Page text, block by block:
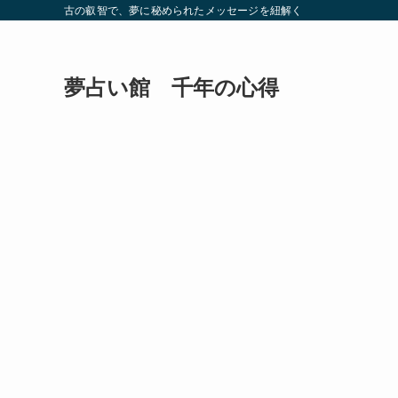
古の叡智で、夢に秘められたメッセージを紐解く
夢占い館 千年の心得